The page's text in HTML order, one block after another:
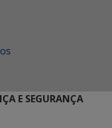
E SEGURANÇA